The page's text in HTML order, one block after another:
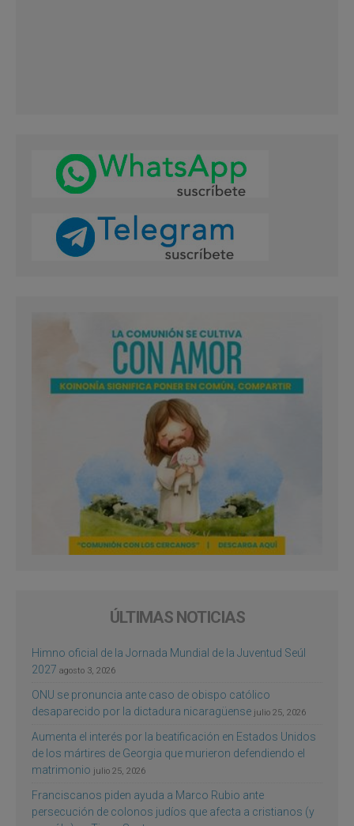
ÚLTIMAS NOTICIAS
Himno oficial de la Jornada Mundial de la Juventud Seúl
2027 agosto 3, 2026
ONU se pronuncia ante caso de obispo católico
desaparecido por la dictadura nicaragüense julio 25, 2026
Aumenta el interés por la beatificación en Estados Unidos
de los mártires de Georgia que murieron defendiendo el
matrimonio julio 25, 2026
Franciscanos piden ayuda a Marco Rubio ante
persecución de colonos judíos que afecta a cristianos (y